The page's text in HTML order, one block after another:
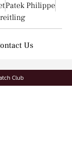
Patek Philippe
Us
Club